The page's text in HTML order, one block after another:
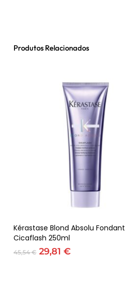
Produtos Relacionados
Adicionar
Kérastase Blond Absolu Fondant
Cicaflash 250ml
45,54€ O
29,81 €O